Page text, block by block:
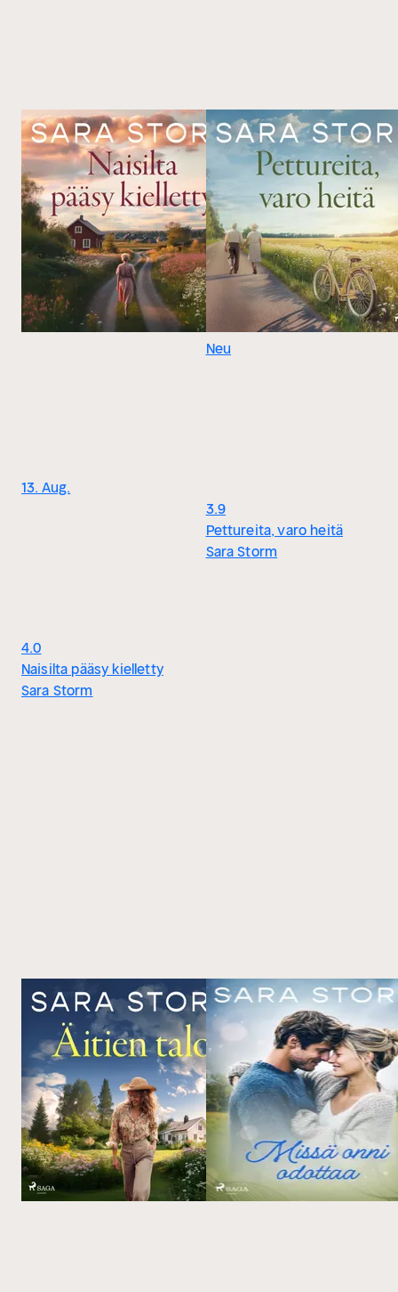
13. Aug.
4.0
Naisilta pääsy kielletty
Sara Storm
Neu
3.9
Pettureita, varo heitä
Sara Storm